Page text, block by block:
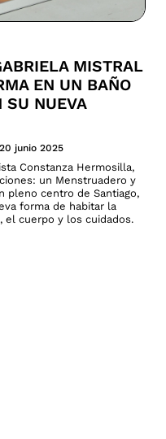
MISTRAL
EN UN BAÑO
SU NUEVA
20 junio 2025
Constanza Hermosilla,
un Menstruadero y
pleno centro de Santiago,
forma de habitar la
el cuerpo y los cuidados.